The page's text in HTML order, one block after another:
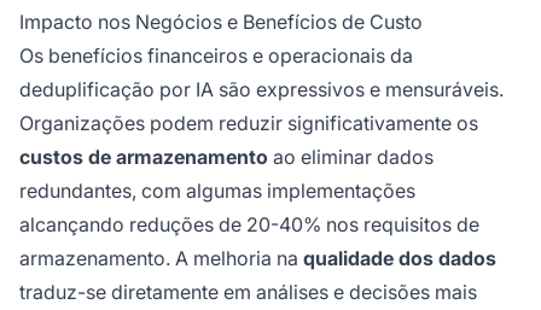
Impacto nos Negócios e Benefícios de Custo
Os benefícios financeiros e operacionais da
deduplificação por IA são expressivos e mensuráveis.
Organizações podem reduzir significativamente os
custos de armazenamento ao eliminar dados
redundantes, com algumas implementações
alcançando reduções de 20-40% nos requisitos de
armazenamento. A melhoria na qualidade dos dados
traduz-se diretamente em análises e decisões mais